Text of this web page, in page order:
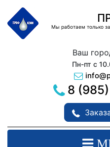
Мы работаем только
Ваш
Пн-пт с
8